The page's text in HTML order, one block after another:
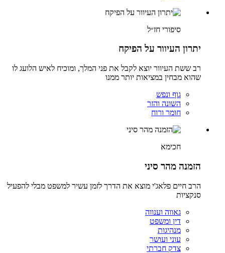
סיפורי חז״ל
יתרון העיוור על הפיקח
רב ששת העיוור יוצא לקבל את פני המלך, ומוכיח לאיש הלועג לו
שהוא מבחין במציאות יותר ממנו
גוף ונפש
השונה והזר
חומר ורוח
חכימא
הזמנה מהר סיני
הרב חיים פלאג'י מוצא את הדרך לזמן עשיר למשפט מבלי להפעיל
סנקציות
גאווה וענווה
דין ומשפט
מנהיגות
עוני ועושר
צדק חברתי